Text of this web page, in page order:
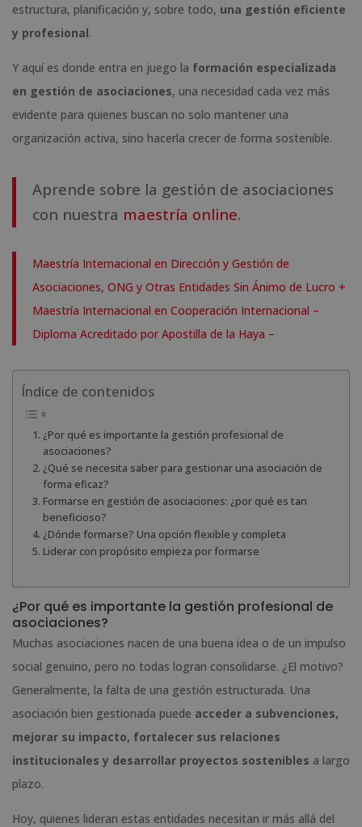
estructura, planificación y, sobre todo, una gestión eficiente
y profesional.
Y aquí es donde entra en juego la formación especializada
en gestión de asociaciones, una necesidad cada vez más
evidente para quienes buscan no solo mantener una
organización activa, sino hacerla crecer de forma sostenible.
Aprende sobre la gestión de asociaciones
con nuestra maestría online.
Maestría Internacional en Dirección y Gestión de
Asociaciones, ONG y Otras Entidades Sin Ánimo de Lucro +
Maestría Internacional en Cooperación Internacional –
Diploma Acreditado por Apostilla de la Haya –
Índice de contenidos
¿Por qué es importante la gestión profesional de
asociaciones?
¿Qué se necesita saber para gestionar una asociación de
forma eficaz?
Formarse en gestión de asociaciones: ¿por qué es tan
beneficioso?
¿Dónde formarse? Una opción flexible y completa
Liderar con propósito empieza por formarse
¿Por qué es importante la gestión profesional de
asociaciones?
Muchas asociaciones nacen de una buena idea o de un impulso
social genuino, pero no todas logran consolidarse. ¿El motivo?
Generalmente, la falta de una gestión estructurada. Una
asociación bien gestionada puede acceder a subvenciones,
mejorar su impacto, fortalecer sus relaciones
institucionales y desarrollar proyectos sostenibles a largo
plazo.
Hoy, quienes lideran estas entidades necesitan ir más allá del